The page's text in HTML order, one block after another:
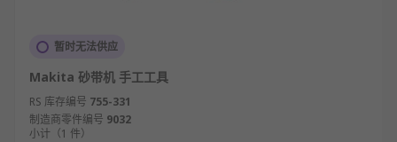
暂时无法供应
Makita 砂带机 手工工具
RS 库存编号 755-331
制造商零件编号 9032
小计（1 件）